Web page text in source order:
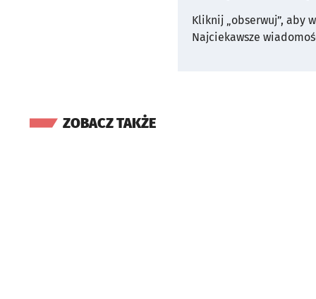
Kliknij „obserwuj”, aby
Najciekawsze
ZOBACZ TAKŻE